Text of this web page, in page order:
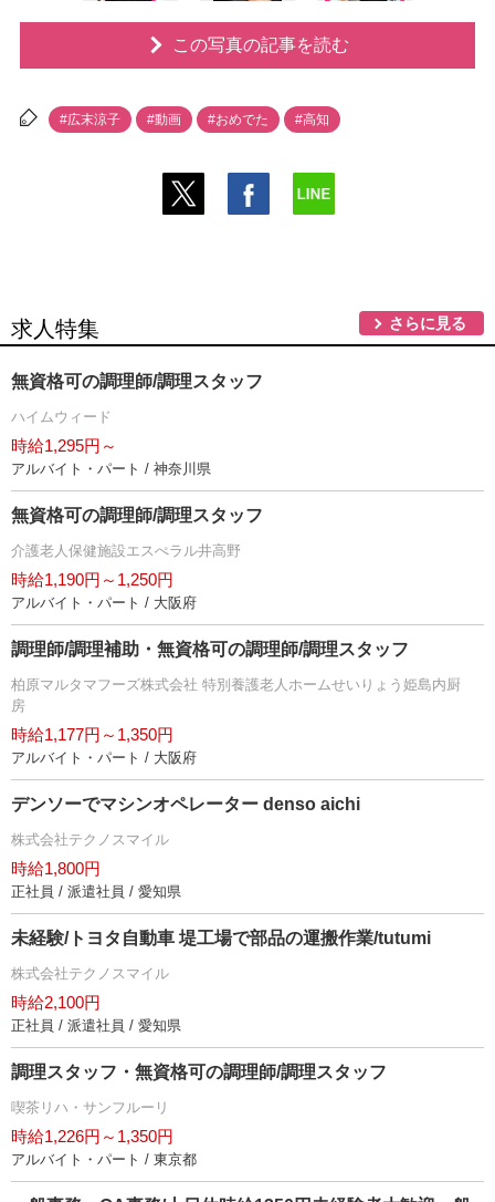
この写真の記事を読む
#広末涼子 #動画 #おめでた #高知
求人特集 さらに見る
無資格可の調理師/調理スタッフ
ハイムウィード
時給1,295円～
アルバイト・パート / 神奈川県
無資格可の調理師/調理スタッフ
介護老人保健施設エスぺラル井高野
時給1,190円～1,250円
アルバイト・パート / 大阪府
調理師/調理補助・無資格可の調理師/調理スタッフ
柏原マルタマフーズ株式会社 特別養護老人ホームせいりょう姫島内厨
房
時給1,177円～1,350円
アルバイト・パート / 大阪府
デンソーでマシンオペレーター denso aichi
株式会社テクノスマイル
時給1,800円
正社員 / 派遣社員 / 愛知県
未経験/トヨタ自動車 堤工場で部品の運搬作業/tutumi
株式会社テクノスマイル
時給2,100円
正社員 / 派遣社員 / 愛知県
調理スタッフ・無資格可の調理師/調理スタッフ
喫茶リハ・サンフルーリ
時給1,226円～1,350円
アルバイト・パート / 東京都